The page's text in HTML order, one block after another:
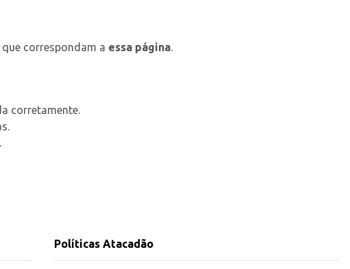
correspondam a essa página.
corretamente.
Políticas Atacadão